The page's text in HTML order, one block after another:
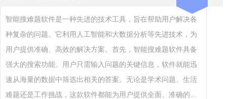
智能搜难题软件是一种先进的技术工具，旨在帮助用户解决各
种复杂的问题。它利用人工智能和大数据分析等先进技术，为
用户提供准确、高效的解决方案。首先，智能搜难题软件具备
强大的搜索功能。用户只需输入问题的关键信息，软件就能迅
速从海量的数据中筛选出相关的答案。无论是学术问题、生活
难题还是工作挑战，这款软件都能为用户提供全面、准确的解